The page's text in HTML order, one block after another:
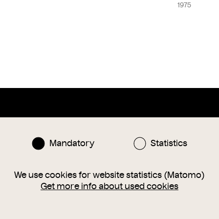
Mandatory Statistics
We use cookies for website statistics (Matomo)
Get more info about used cookies
1975
(0) 1 505 87 47
Vienna, Karlsplatz 8
InstagramFacebook